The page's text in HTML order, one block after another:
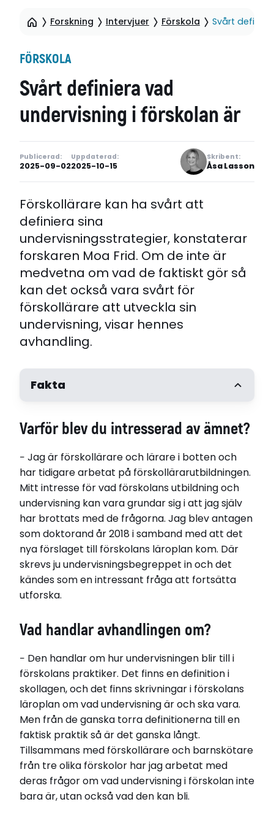
Forskning Intervjuer Förskola Svårt
FÖRSKOLA
Svårt definiera vad
undervisning i förskolan är
Publicerad:
2025-09-02
Uppdaterad:
2025-10-15
Skribent:
Åsa Lasson
Förskollärare kan ha svårt att
definiera sina
undervisningsstrategier, konstaterar
forskaren Moa Frid. Om de inte är
medvetna om vad de faktiskt gör så
kan det också vara svårt för
förskollärare att utveckla sin
undervisning, visar hennes
avhandling.
Fakta
Moa Frid.
Moa Frid
Född år 1981
Disputerade 2025-05-16
vidLuleå tekniska universitet
Avhandling
Samskapande rörelser och om(för)handlanden.
Undervisningens tillblivelser i förskolans praktiker
Relaterade länkar
Läs avhandlingen
Varför blev du intresserad av ämnet?
− Jag är förskollärare och lärare i botten och
har tidigare arbetat på förskollärarutbildningen.
Mitt intresse för vad förskolans utbildning och
undervisning kan vara grundar sig i att jag själv
har brottats med de frågorna. Jag blev antagen
som doktorand år 2018 i samband med att det
nya förslaget till förskolans läroplan kom. Där
skrevs ju undervisningsbegreppet in och det
kändes som en intressant fråga att fortsätta
utforska.
Vad handlar avhandlingen om?
− Den handlar om hur undervisningen blir till i
förskolans praktiker. Det finns en definition i
skollagen, och det finns skrivningar i förskolans
läroplan om vad undervisning är och ska vara.
Men från de ganska torra definitionerna till en
faktisk praktik så är det ganska långt.
Tillsammans med förskollärare och barnskötare
från tre olika förskolor har jag arbetat med
deras frågor om vad undervisning i förskolan inte
bara är, utan också vad den kan bli.